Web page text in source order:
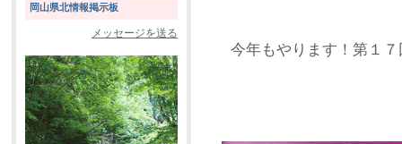
岡山県北情報掲示板
メッセージを送る
今年もやります！第１